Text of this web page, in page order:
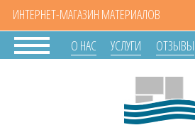
О НАС УСЛУГИ ОТЗЫВЫ
ИНТЕРНЕТ-МАГАЗИН МАТЕРИАЛОВ